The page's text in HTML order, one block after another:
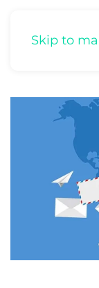
Skip to